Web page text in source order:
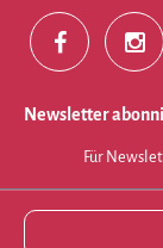
Newsletter
Für